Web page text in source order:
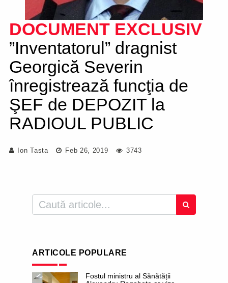
DOCUMENT EXCLUSIV
”Inventatorul” dragnist
Georgică Severin
înregistrează funcţia de
ŞEF de DEPOZIT la
RADIOUL PUBLIC
Ion Tasta Feb 26, 2019 3743
ARTICOLE POPULARE
Fostul ministru al Sănătății